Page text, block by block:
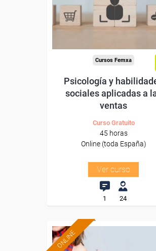
Sector
-Grandes Almacenes.
Cursos Femxa
Psicología y
sociales aplicadas a
ventas
Curso Gratuito
45 horas
Online (toda España)
Ver curso
1 24
ONLINE